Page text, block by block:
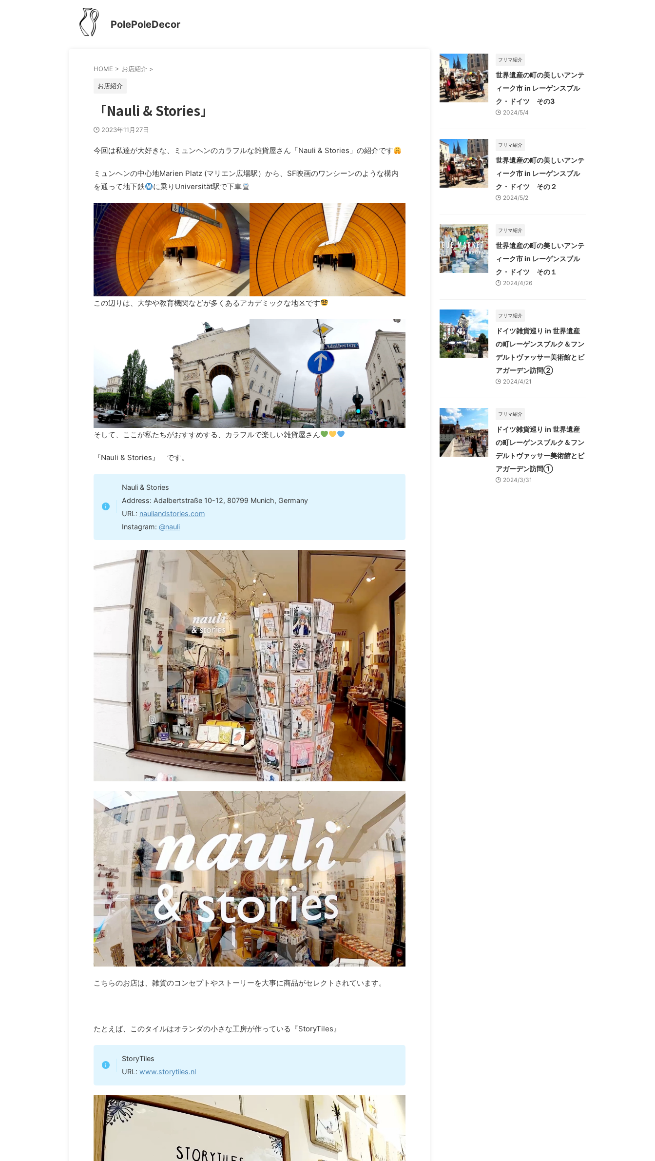
PolePoleDecor
HOME > お店紹介 >
お店紹介
「Nauli & Stories」
2023年11月27日
今回は私達が大好きな、ミュンヘンのカラフルな雑貨屋さん「Nauli & Stories」の紹介です
ミュンヘンの中心地Marien Platz (マリエン広場駅）から、SF映画のワンシーンのような構内
を通って地下鉄
に乗りUniversität駅で下車
この辺りは、大学や教育機関などが多くあるアカデミックな地区です
そして、ここが私たちがおすすめする、カラフルで楽しい雑貨屋さん
『Nauli & Stories』 です。
Nauli & Stories
Address: Adalbertstraße 10-12, 80799 Munich, Germany
URL: nauliandstories.com
Instagram:@nauli
こちらのお店は、雑貨のコンセプトやストーリーを大事に商品がセレクトされています。
たとえば、このタイルはオランダの小さな工房が作っている『StoryTiles』
StoryTiles
URL:www.storytiles.nl
フリマ紹介
世界遺産の町の美しいアンテ
ィーク市 in レーゲンスブル
ク・ドイツ その3
2024/5/4
フリマ紹介
世界遺産の町の美しいアンテ
ィーク市 in レーゲンスブル
ク・ドイツ その２
2024/5/2
フリマ紹介
世界遺産の町の美しいアンテ
ィーク市 in レーゲンスブル
ク・ドイツ その１
2024/4/26
フリマ紹介
ドイツ雑貨巡り in 世界遺産
の町レーゲンスブルク＆フン
デルトヴァッサー美術館とビ
アガーデン訪問②
2024/4/21
フリマ紹介
ドイツ雑貨巡り in 世界遺産
の町レーゲンスブルク＆フン
デルトヴァッサー美術館とビ
アガーデン訪問①
2024/3/31